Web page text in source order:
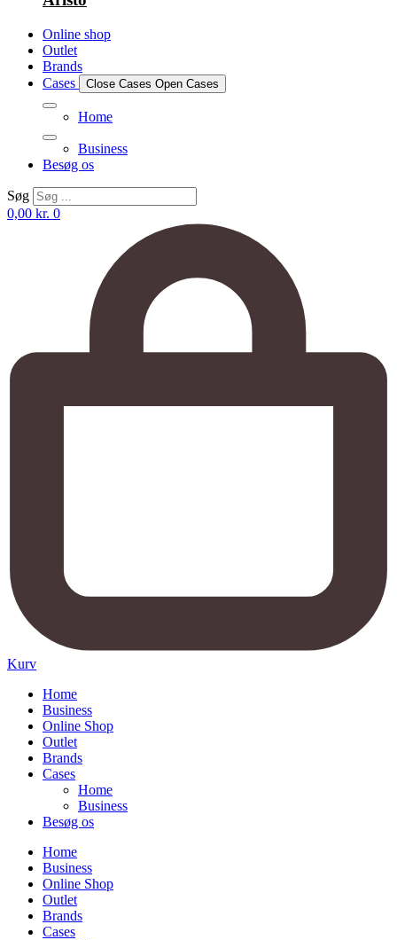
Online shop
Outlet
Brands
Cases
Close Cases Open Cases
Home
Business
Besøg os
Søg
0,00 kr. 0
Kurv
Home
Business
Online Shop
Outlet
Brands
Cases
Home
Business
Besøg os
Home
Business
Online Shop
Outlet
Brands
Cases